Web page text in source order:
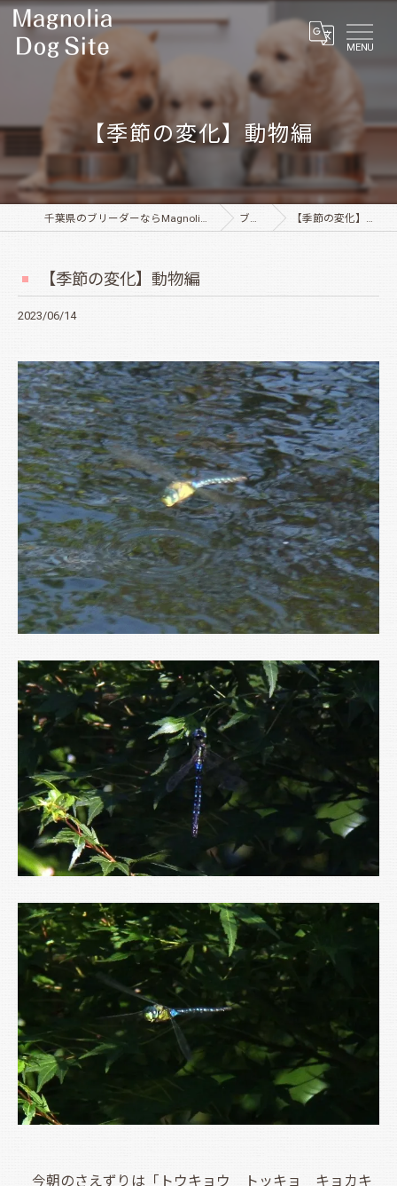
MENU
【季節の変化】動物編
千葉県のブリーダーならMagnolia Dog Site ブログ 【季節の変化】動物編
【季節の変化】動物編
2023/06/14
今朝のさえずりは「トウキョウ トッキョ キョカキ